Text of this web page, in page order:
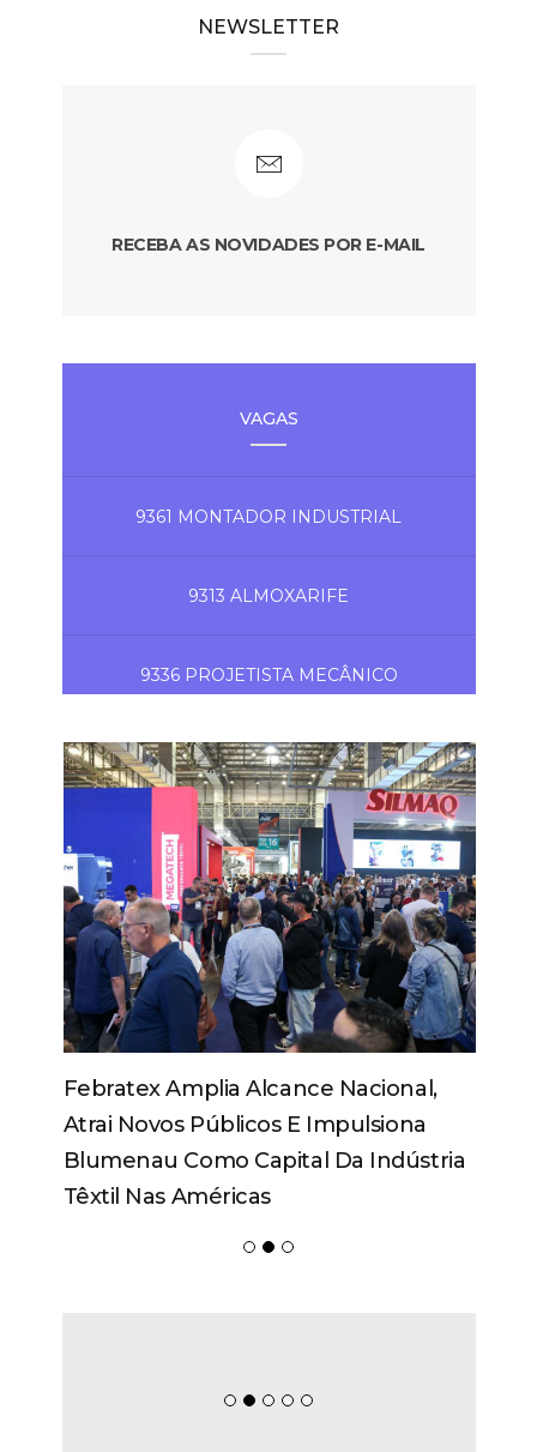
NEWSLETTER
RECEBA AS NOVIDADES POR E-MAIL
VAGAS
9361 MONTADOR INDUSTRIAL
9313 ALMOXARIFE
9336 PROJETISTA MECÂNICO
Febratex Amplia Alcance Nacional,
Atrai Novos Públicos E Impulsiona
Blumenau Como Capital Da Indústria
Têxtil Nas Américas